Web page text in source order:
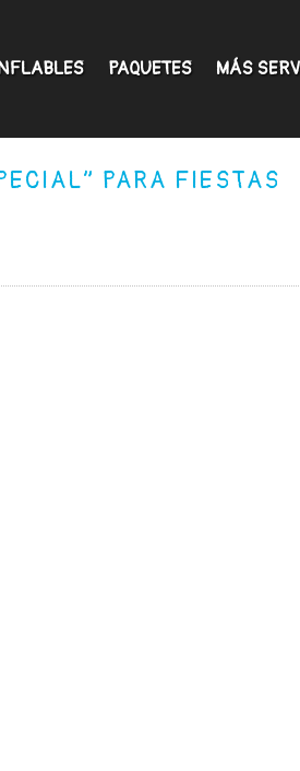
PAQUETES MÁS
PARA FIESTAS